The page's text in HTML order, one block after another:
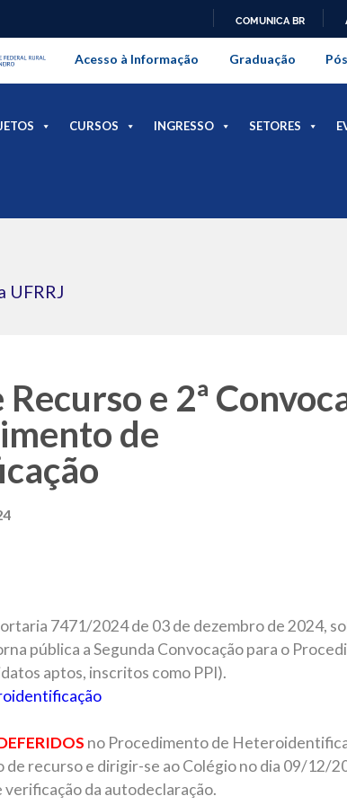
PARA
O
COMUNICA BR
da Universidade
Acesso à Informação Graduação
CURSOS INGRESSO SETORES
UFRRJ
e 2ª
de
7471/2024 de 03 de dezembro de 2024,
pública a Segunda Convocação para o
aptos, inscritos como PPI).
no Procedimento de
recurso e dirigir-se ao Colégio no dia 09/12/
da autodeclaração.